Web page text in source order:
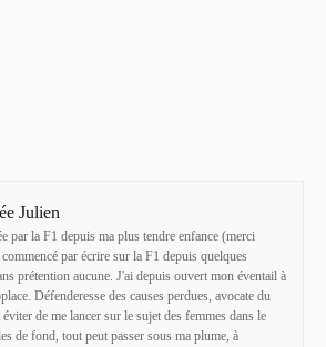
Julien
par la F1 depuis ma plus tendre enfance (merci
par écrire sur la F1 depuis quelques
prétention aucune. J'ai depuis ouvert mon éventail à
Défenderesse des causes perdues, avocate du
de me lancer sur le sujet des femmes dans le
de fond, tout peut passer sous ma plume, à